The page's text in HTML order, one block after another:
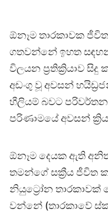
ඕනෑම තාරකාවක
ගතවන්නේ ඉහත
විලයන ප්‍රතික්‍රියාව
අඩංගු වූ අවසන්
හීලියම් බවට
පරිණාමයේ අවසන්
ඕනෑම දෙයක ඇති
තමන්ගේ සක්‍රීය ජීවිත
නියුට්‍රෝන
වන්නේ (තාරකාවේ